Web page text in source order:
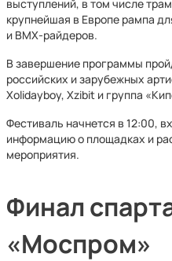
выступлений, в том числе
крупнейшая в Европе рампа
и BMX-райдеров.
В завершение программы
российских и зарубежных
Xolidayboy, Xzibit и группа
Фестиваль начнется в 12:00,
информацию о площадках и
мероприятия.
Финал
«Моспром»